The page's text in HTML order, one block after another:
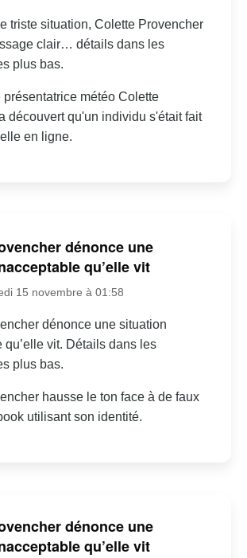
triste situation, Colette Provencher
clair… détails dans les
plus bas.
présentatrice météo Colette
découvert qu'un individu s'était fait
en ligne.
dénonce une
qu’elle vit
15 novembre à 01:58
dénonce une situation
qu’elle vit. Détails dans les
plus bas.
hausse le ton face à de faux
utilisant son identité.
dénonce une
qu’elle vit